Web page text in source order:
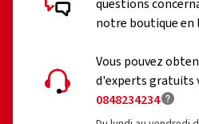
questions
notre boutique en
Vous pouvez
d'experts gratuits
0848234234